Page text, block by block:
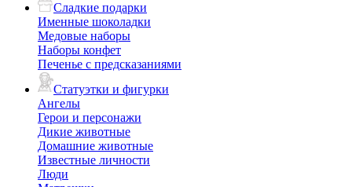
Сладкие подарки
Именные шоколадки
Медовые наборы
Наборы конфет
Печенье с предсказаниями
Статуэтки и фигурки
Ангелы
Герои и персонажи
Дикие животные
Домашние животные
Известные личности
Люди